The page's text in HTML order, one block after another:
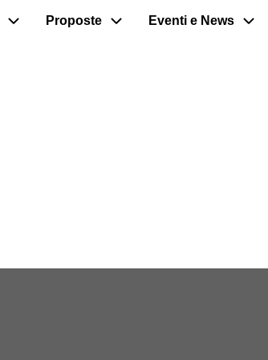
Proposte Eventi e News